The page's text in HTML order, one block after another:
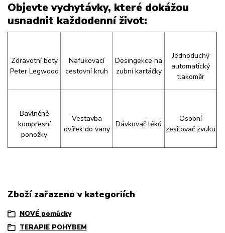
Objevte vychytávky, které dokážou
usnadnit každodenní život:
Zdravotní boty
Peter Legwood
Nafukovací
cestovní kruh
Desingekce na
zubní kartáčky
Jednoduchý
automatický
tlakoměr
Bavlněné
kompresní
ponožky
Vestavba
dvířek do vany
Dávkovač léků
Osobní
zesilovač zvuku
Zboží zařazeno v kategoriích
NOVÉ pomůcky
TERAPIE POHYBEM